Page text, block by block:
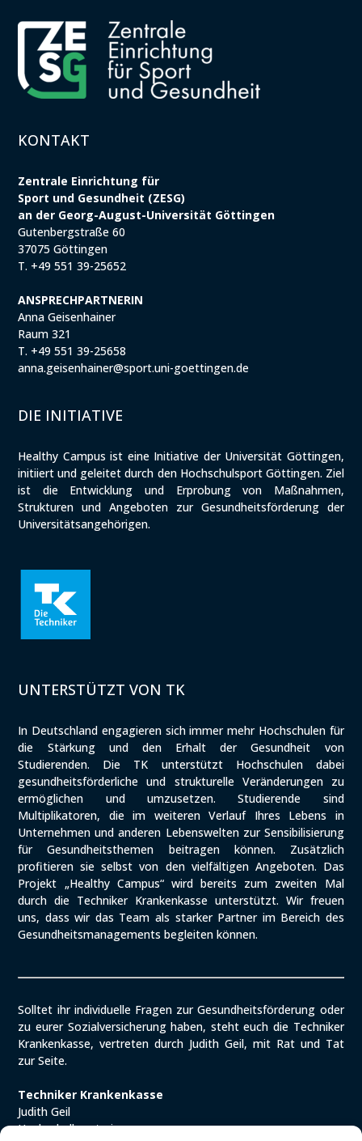
KONTAKT
Zentrale Einrichtung für
Sport und Gesundheit (ZESG)
an der Georg-August-Universität Göttingen
Gutenbergstraße 60
37075 Göttingen
T. +49 551 39-25652
ANSPRECHPARTNERIN
Anna Geisenhainer
Raum 321
T. +49 551 39-25658
anna.geisenhainer@sport.uni-goettingen.de
DIE INITIATIVE
Healthy Campus ist eine Initiative der Universität Göttingen,
initiiert und geleitet durch den Hochschulsport Göttingen. Ziel
ist die Entwicklung und Erprobung von Maßnahmen,
Strukturen und Angeboten zur Gesundheitsförderung der
Universitätsangehörigen.
UNTERSTÜTZT VON TK
In Deutschland engagieren sich immer mehr Hochschulen für
die Stärkung und den Erhalt der Gesundheit von
Studierenden. Die TK unterstützt Hochschulen dabei
gesundheitsförderliche und strukturelle Veränderungen zu
ermöglichen und umzusetzen. Studierende sind
Multiplikatoren, die im weiteren Verlauf Ihres Lebens in
Unternehmen und anderen Lebenswelten zur Sensibilisierung
für Gesundheitsthemen beitragen können. Zusätzlich
profitieren sie selbst von den vielfältigen Angeboten. Das
Projekt „Healthy Campus“ wird bereits zum zweiten Mal
durch die Techniker Krankenkasse unterstützt. Wir freuen
uns, dass wir das Team als starker Partner im Bereich des
Gesundheitsmanagements begleiten können.
Solltet ihr individuelle Fragen zur Gesundheitsförderung oder
zu eurer Sozialversicherung haben, steht euch die Techniker
Krankenkasse, vertreten durch Judith Geil, mit Rat und Tat
zur Seite.
Techniker Krankenkasse
Judith Geil
Hochschulberaterin